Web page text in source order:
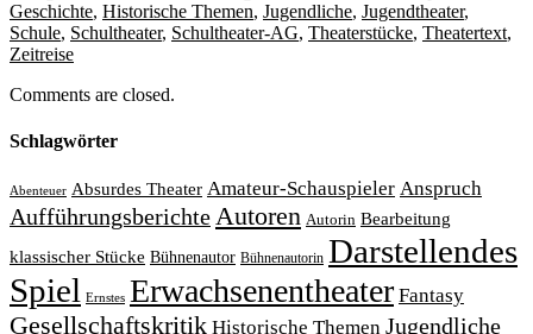
Geschichte, Historische Themen, Jugendliche, Jugendtheater,
Schule, Schultheater, Schultheater-AG, Theaterstücke, Theatertext,
Zeitreise
Comments are closed.
Schlagwörter
Abenteuer Absurdes Theater Amateur-Schauspieler Anspruch
AufführungsberichteAutoren Autorin Bearbeitung
klassischer Stücke Bühnenautor Bühnenautorin Darstellendes
Spiel Ernstes Erwachsenentheater Fantasy
Gesellschaftskritik Historische Themen Jugendliche